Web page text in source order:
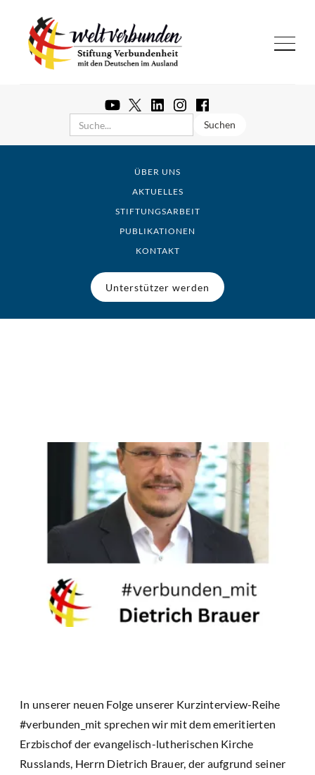
ÜBER UNS
AKTUELLES
STIFTUNGSARBEIT
PUBLIKATIONEN
KONTAKT
Unterstützer werden
In unserer neuen Folge unserer Kurzinterview-Reihe
#verbunden_mit sprechen wir mit dem emeritierten
Erzbischof der evangelisch-lutherischen Kirche
Russlands, Herrn Dietrich Brauer, der aufgrund seiner